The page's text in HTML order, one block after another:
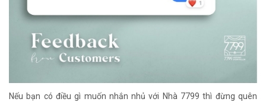
Nếu bạn có điều gì muốn nhắn nhủ với Nhà 7799 thì đừng quên